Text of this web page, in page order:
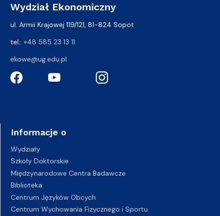
Wydział Ekonomiczny
ul. Armii Krajowej 119/121, 81-824 Sopot
tel.: +48 585 23 13 11
ekowe@ug.edu.pl
Informacje o
Wydziały
Szkoły Doktorskie
Międzynarodowe Centra Badawcze
Biblioteka
Centrum Języków Obcych
Centrum Wychowania Fizycznego i Sportu